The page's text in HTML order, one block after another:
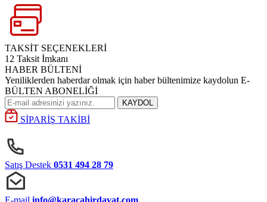
TAKSİT SEÇENEKLERİ
12 Taksit İmkanı
HABER BÜLTENİ
Yeniliklerden haberdar olmak için haber bültenimize kaydolun E-
BÜLTEN ABONELİĞİ
KAYDOL
SİPARİŞ TAKİBİ
Satış Destek 0531 494 28 79